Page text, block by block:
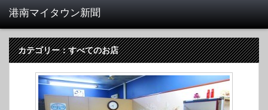
カテゴリー：すべてのお店